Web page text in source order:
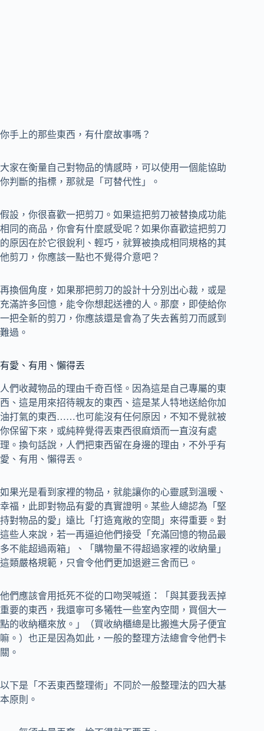
你手上的那些東西，有什麼故事嗎？
大家在衡量自己對物品的情感時，可以使用一個能協助
你判斷的指標，那就是「可替代性」。
假設，你很喜歡一把剪刀。如果這把剪刀被替換成功能
相同的商品，你會有什麼感受呢？如果你喜歡這把剪刀
的原因在於它很銳利、輕巧，就算被換成相同規格的其
他剪刀，你應該一點也不覺得介意吧？
再換個角度，如果那把剪刀的設計十分別出心裁，或是
充滿許多回憶，能令你想起送禮的人。那麼，即使給你
一把全新的剪刀，你應該還是會為了失去舊剪刀而感到
難過。
有愛、有用、懶得丟
人們收藏物品的理由千奇百怪。因為這是自己專屬的東
西、這是用來招待親友的東西、這是某人特地送給你加
油打氣的東西……也可能沒有任何原因，不知不覺就被
你保留下來，或純粹覺得丟東西很麻煩而一直沒有處
理。換句話說，人們把東西留在身邊的理由，不外乎有
愛、有用、懶得丟。
如果光是看到家裡的物品，就能讓你的心靈感到溫暖、
幸福，此即對物品有愛的真實證明。某些人總認為「堅
持對物品的愛」遠比「打造寬敞的空間」來得重要。對
這些人來說，若一再逼迫他們接受「充滿回憶的物品最
多不能超過兩箱」、「購物量不得超過家裡的收納量」
這類嚴格規範，只會令他們更加退避三舍而已。
他們應該會用抵死不從的口吻哭喊道：「與其要我丟掉
重要的東西，我還寧可多犧牲一些室內空間，買個大一
點的收納櫃來放。」（買收納櫃總是比搬進大房子便宜
嘛。）也正是因為如此，一般的整理方法總會令他們卡
關。
以下是「不丟東西整理術」不同於一般整理法的四大基
本原則。